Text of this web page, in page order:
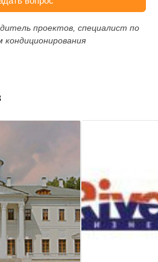
проектов, специалист по